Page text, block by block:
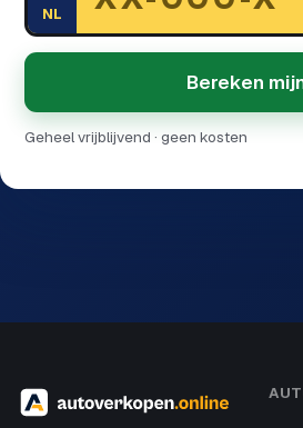
NL
Bereken
Geheel vrijblijvend · geen kosten